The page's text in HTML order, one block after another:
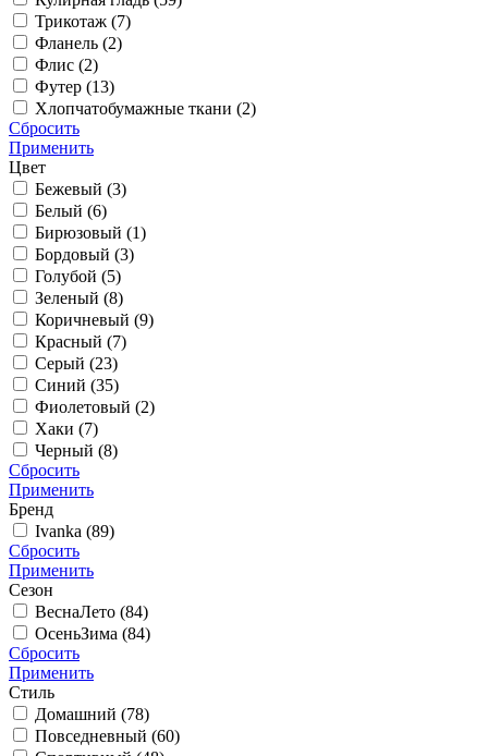
Трикотаж (7)
Фланель (2)
Флис (2)
Футер (13)
Хлопчатобумажные ткани (2)
Сбросить
Применить
Цвет
Бежевый (3)
Белый (6)
Бирюзовый (1)
Бордовый (3)
Голубой (5)
Зеленый (8)
Коричневый (9)
Красный (7)
Серый (23)
Синий (35)
Фиолетовый (2)
Хаки (7)
Черный (8)
Сбросить
Применить
Бренд
Ivanka (89)
Сбросить
Применить
Сезон
ВеснаЛето (84)
ОсеньЗима (84)
Сбросить
Применить
Стиль
Домашний (78)
Повседневный (60)